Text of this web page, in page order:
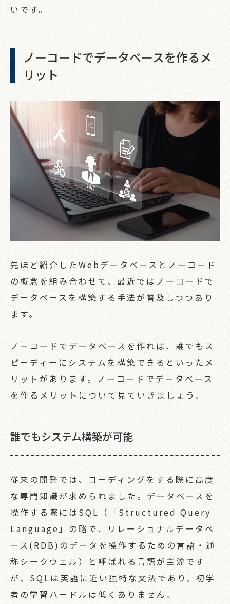
TOP
トップページ
SERVICE
サービス
いです。
ノーコードでデータベースを作るメ
リット
先ほど紹介したWebデータベースとノーコード
の概念を組み合わせて、最近ではノーコードで
データベースを構築する手法が普及しつつあり
ます。
ノーコードでデータベースを作れば、誰でもス
ピーディーにシステムを構築できるといったメ
リットがあります。ノーコードでデータベース
を作るメリットについて見ていきましょう。
誰でもシステム構築が可能
従来の開発では、コーディングをする際に高度
な専門知識が求められました。データベースを
操作する際にはSQL（「Structured Query
Language」の略で、リレーショナルデータベ
ース(RDB)のデータを操作するための言語・通
称シークウェル）と呼ばれる言語が主流です
が、SQLは英語に近い独特な文法であり、初学
者の学習ハードルは低くありません。